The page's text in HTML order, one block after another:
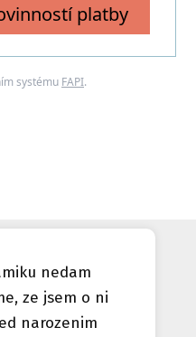
platby
systému FAPI.
nedam
ze jsem o ni
narozenim